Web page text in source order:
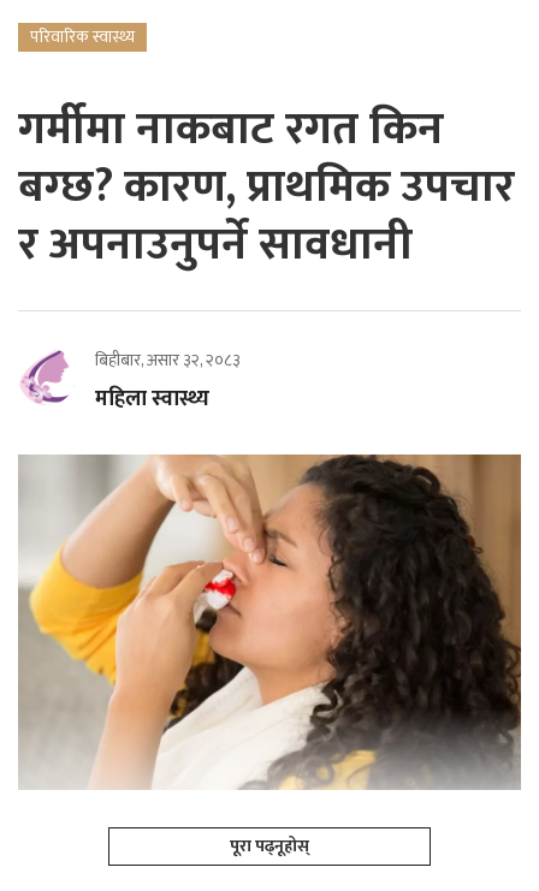
परिवारिक स्वास्थ्य
गर्मीमा नाकबाट रगत किन
बग्छ? कारण, प्राथमिक उपचार
र अपनाउनुपर्ने सावधानी
बिहीबार, असार ३२, २०८३
महिला स्वास्थ्य
पूरा पढ्नूहोस्